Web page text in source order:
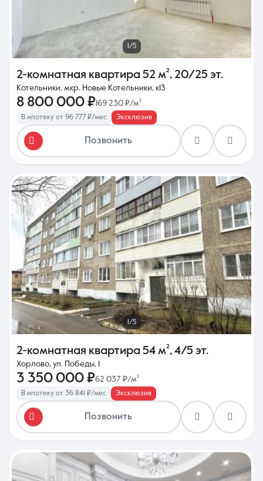
1/5
2-комнатная квартира 52 м², 20/25 эт.
Котельники, мкр. Новые Котельники, к13
8 800 000 ₽169 230 ₽/м²
В ипотеку от 96 777 ₽/мес Эксклюзив
Позвонить
1/5
2-комнатная квартира 54 м², 4/5 эт.
Хорлово, ул. Победы, 1
3 350 000 ₽62 037 ₽/м²
В ипотеку от 36 841 ₽/мес Эксклюзив
Позвонить